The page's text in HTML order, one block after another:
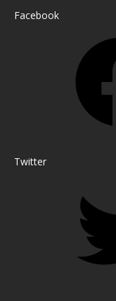
Facebook
Twitter